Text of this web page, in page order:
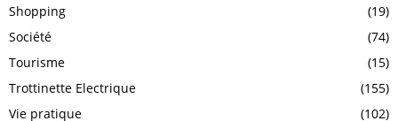
Shopping
(19)
Société
(74)
Tourisme
(15)
Trottinette Electrique
(155)
Vie pratique
(102)